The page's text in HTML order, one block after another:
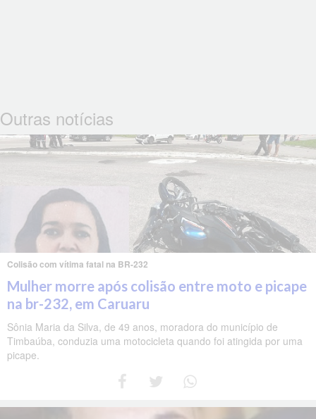
Outras notícias
Colisão com vítima fatal na BR-232
Mulher morre após colisão entre moto e picape
na br-232, em Caruaru
Sônia Maria da Silva, de 49 anos, moradora do município de
Timbaúba, conduzia uma motocicleta quando foi atingida por uma
picape.